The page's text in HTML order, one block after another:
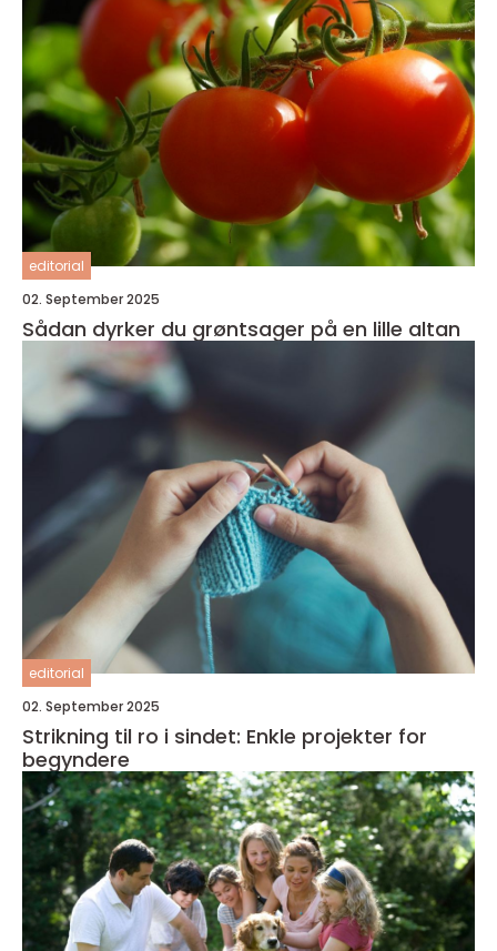
editorial
02. September 2025
Sådan dyrker du grøntsager på en lille altan
editorial
02. September 2025
Strikning til ro i sindet: Enkle projekter for
begyndere